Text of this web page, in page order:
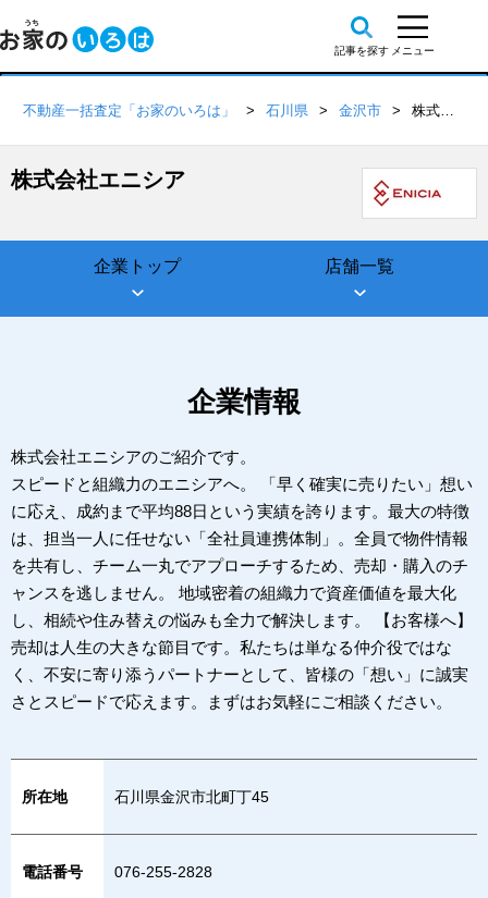
不動産一括査定「お家のいろは」 石川県 金沢市 株式会社エニシア
株式会社エニシア
企業トップ 店舗一覧
企業情報
株式会社エニシアのご紹介です。
スピードと組織力のエニシアへ。 「早く確実に売りたい」想い
に応え、成約まで平均88日という実績を誇ります。最大の特徴
は、担当一人に任せない「全社員連携体制」。全員で物件情報
を共有し、チーム一丸でアプローチするため、売却・購入のチ
ャンスを逃しません。 地域密着の組織力で資産価値を最大化
し、相続や住み替えの悩みも全力で解決します。 【お客様へ】
売却は人生の大きな節目です。私たちは単なる仲介役ではな
く、不安に寄り添うパートナーとして、皆様の「想い」に誠実
さとスピードで応えます。まずはお気軽にご相談ください。
所在地 石川県金沢市北町丁45
電話番号 076-255-2828